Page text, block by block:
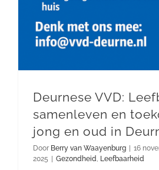
Deurnese VVD:
samenleven en
jong en oud in
Door Berry van Waayenburg | 16
2025 | Gezondheid Leefbaarheid